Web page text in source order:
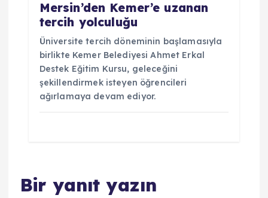
Mersin’den Kemer’e uzanan
tercih yolculuğu
Üniversite tercih döneminin başlamasıyla
birlikte Kemer Belediyesi Ahmet Erkal
Destek Eğitim Kursu, geleceğini
şekillendirmek isteyen öğrencileri
ağırlamaya devam ediyor.
Bir yanıt yazın